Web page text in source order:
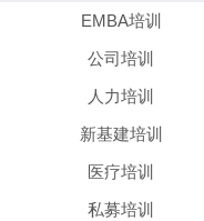
EMBA培训
公司培训
人力培训
新基建培训
医疗培训
私募培训